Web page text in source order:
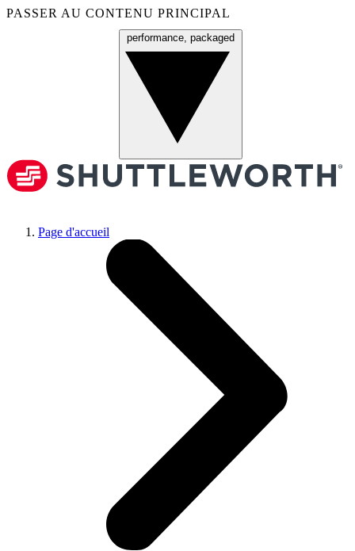
PASSER AU CONTENU PRINCIPAL
performance, packaged
Page d'accueil